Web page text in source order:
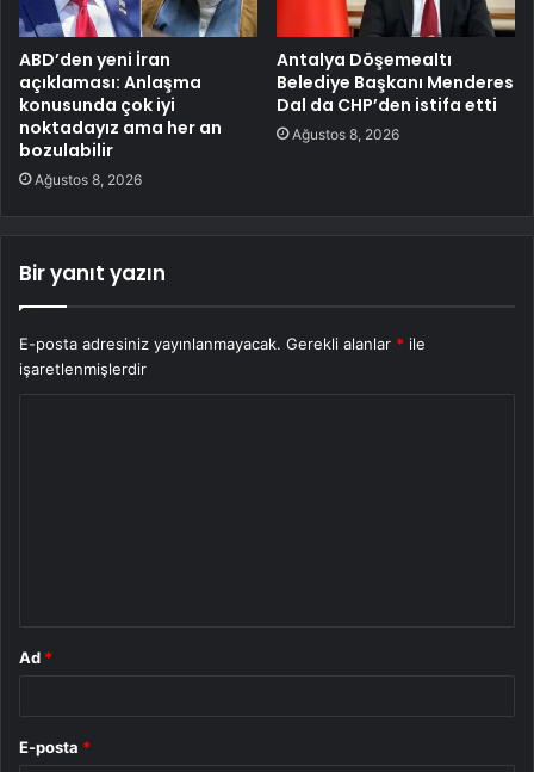
ABD’den yeni İran
açıklaması: Anlaşma
konusunda çok iyi
noktadayız ama her an
bozulabilir
Ağustos 8, 2026
Antalya Döşemealtı
Belediye Başkanı Menderes
Dal da CHP’den istifa etti
Ağustos 8, 2026
Bir yanıt yazın
E-posta adresiniz yayınlanmayacak. Gerekli alanlar * ile
işaretlenmişlerdir
Ad *
E-posta *